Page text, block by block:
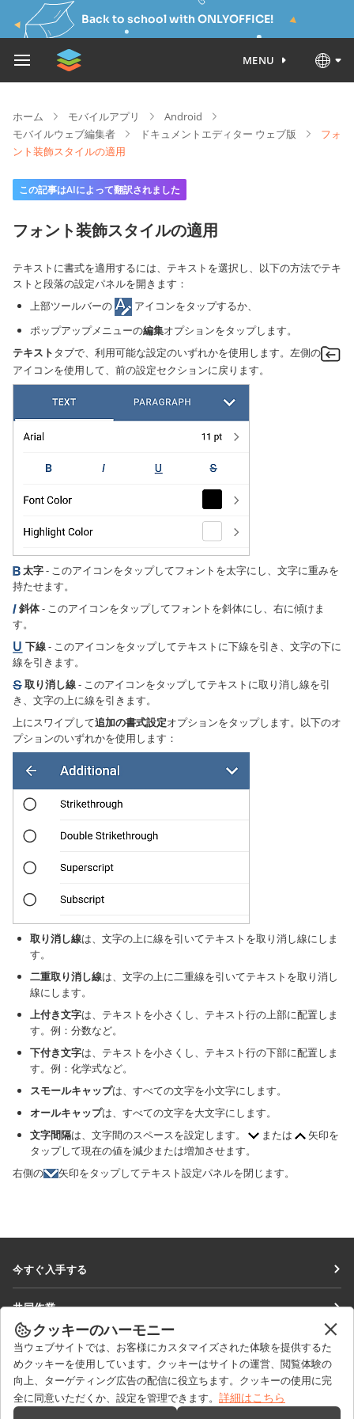
Back to school with ONLYOFFICE!
MENU
ホーム モバイルアプリ
Android
モバイルウェブ編集者
ドキュメントエディター ウェブ版
フォ
ント装飾スタイルの適用
この記事はAIによって翻訳されました
フォント装飾スタイルの適用
テキストに書式を適用するには、テキストを選択し、以下の方法でテキ
ストと段落の設定パネルを開きます：
上部ツールバーの
アイコンをタップするか、
ポップアップメニューの編集オプションをタップします。
テキストタブで、利用可能な設定のいずれかを使用します。左側の
アイコンを使用して、前の設定セクションに戻ります。
太字- このアイコンをタップしてフォントを太字にし、文字に重みを
持たせます。
斜体- このアイコンをタップしてフォントを斜体にし、右に傾けま
す。
下線- このアイコンをタップしてテキストに下線を引き、文字の下に
線を引きます。
取り消し線- このアイコンをタップしてテキストに取り消し線を引
き、文字の上に線を引きます。
上にスワイプして追加の書式設定オプションをタップします。以下のオ
プションのいずれかを使用します：
取り消し線は、文字の上に線を引いてテキストを取り消し線にしま
す。
二重取り消し線は、文字の上に二重線を引いてテキストを取り消し
線にします。
上付き文字は、テキストを小さくし、テキスト行の上部に配置しま
す。例：分数など。
下付き文字は、テキストを小さくし、テキスト行の下部に配置しま
す。例：化学式など。
スモールキャップは、すべての文字を小文字にします。
オールキャップは、すべての文字を大文字にします。
文字間隔は、文字間のスペースを設定します。 または
矢印を
タップして現在の値を減少または増加させます。
右側の
矢印をタップしてテキスト設定パネルを閉じます。
今すぐ入手する
DocSpace
Workspace
コネクター
デスクトップアプリ
共同作業
貢献者向け
翻訳者向け
インフルエンサー向け
求人情報
ニュースを見る
ブログ
ヘルプを得る
フォーラム
クッキーのハーモニー
当ウェブサイトでは、お客様にカスタマイズされた体験を提供するた
めクッキーを使用しています。クッキーはサイトの運営、閲覧体験の
向上、ターゲティング広告の配信に役立ちます。クッキーの使用に完
全に同意いただくか、設定を管理できます。 詳細はこちら